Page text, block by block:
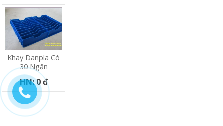
Khay Danpla Có
30 Ngăn
HN: 0 đ